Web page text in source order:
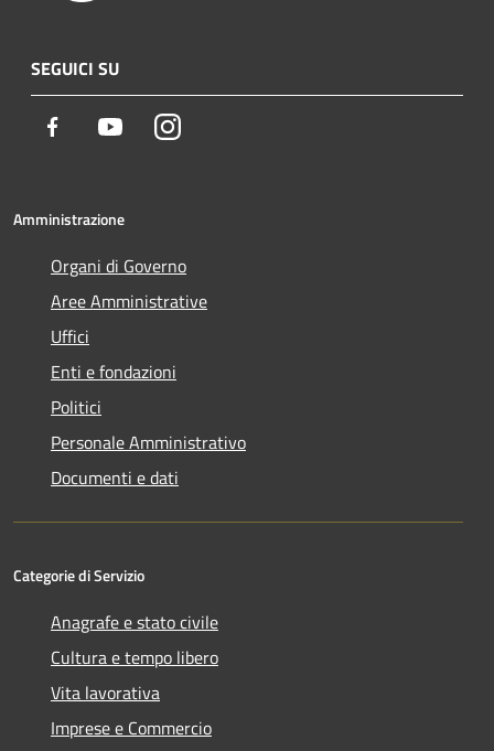
SEGUICI SU
Facebook YoutubeInstagram
Amministrazione
Organi di Governo
Aree Amministrative
Uffici
Enti e fondazioni
Politici
Personale Amministrativo
Documenti e dati
Categorie di Servizio
Anagrafe e stato civile
Cultura e tempo libero
Vita lavorativa
Imprese e Commercio